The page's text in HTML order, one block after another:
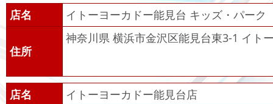
店名 イトーヨーカドー能見台 キッズ・パーク
住所
神奈川県 横浜市金沢区能見台東3-1 イト
店名 イトーヨーカドー能見台店